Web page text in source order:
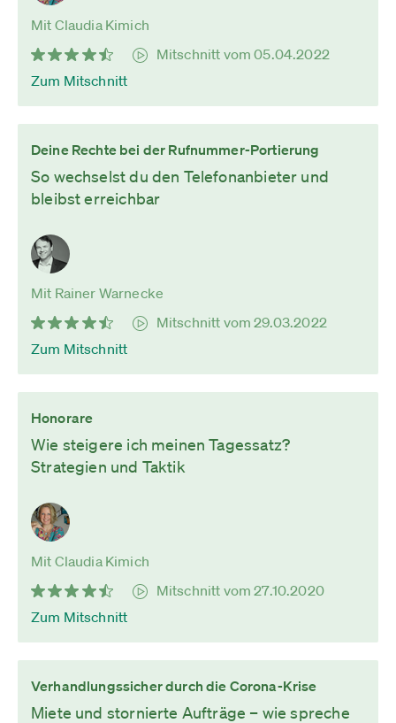
Mit Claudia Kimich
Mitschnitt vom 05.04.2022
Zum Mitschnitt
Deine Rechte bei der Rufnummer-Portierung
So wechselst du den Telefonanbieter und
bleibst erreichbar
Mit Rainer Warnecke
Mitschnitt vom 29.03.2022
Zum Mitschnitt
Honorare
Wie steigere ich meinen Tagessatz?
Strategien und Taktik
Mit Claudia Kimich
Mitschnitt vom 27.10.2020
Zum Mitschnitt
Verhandlungssicher durch die Corona-Krise
Miete und stornierte Aufträge – wie spreche